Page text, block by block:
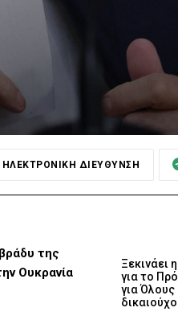
ΗΛΕΚΤΡΟΝΙΚΗ ΔΙΕΥΘΥΝΣΗ
της
Ουκρανία
Ξεκινάει
για το
για Όλους